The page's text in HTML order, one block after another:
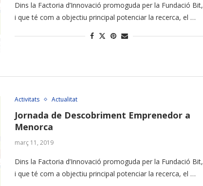
Dins la Factoria d’Innovació promoguda per la Fundació Bit,
i que té com a objectiu principal potenciar la recerca, el …
Activitats Actualitat
Jornada de Descobriment Emprenedor a
Menorca
març 11, 2019
Dins la Factoria d’Innovació promoguda per la Fundació Bit,
i que té com a objectiu principal potenciar la recerca, el …